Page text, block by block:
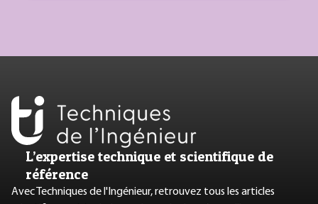
L’expertise technique et scientifique de
référence
Avec Techniques de l'Ingénieur, retrouvez tous les articles